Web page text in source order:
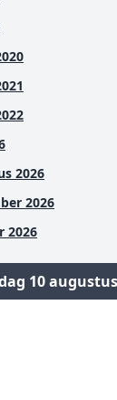
2026
2026
2026
10